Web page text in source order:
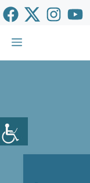
Saltar
al
contenido
Menú